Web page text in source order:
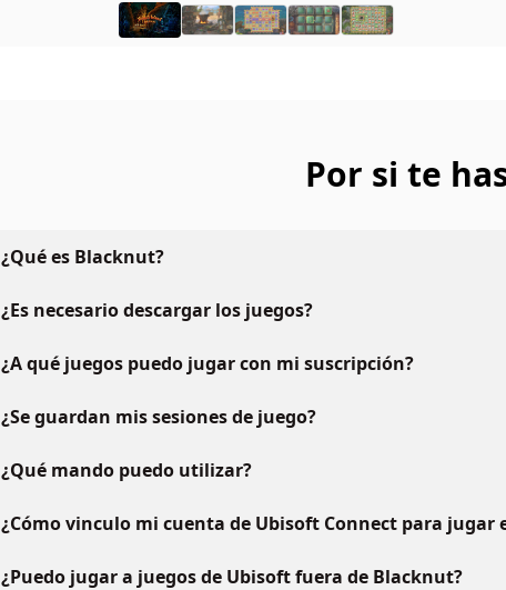
Por si te
¿Qué es Blacknut?
¿Es necesario descargar los juegos?
¿A qué juegos puedo jugar con mi suscripción?
¿Se guardan mis sesiones de juego?
¿Qué mando puedo utilizar?
¿Cómo vinculo mi cuenta de Ubisoft Connect para jugar
¿Puedo jugar a juegos de Ubisoft fuera de Blacknut?